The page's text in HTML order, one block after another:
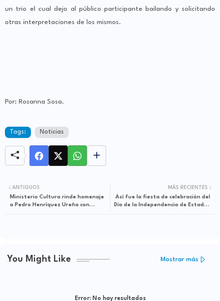
un trio el cual dejo al público participante bailando y solicitando
otras interpretaciones de los mismos.
Por: Rosanna Sosa.
Tags: Noticias
MÁS RECIENTES
Así fue la fiesta de celebración del
Día de la Independencia de Estados
ANTIGUOS
Ministerio Cultura rinde homenaje
a Pedro Henríquez Ureña con
You Might Like Mostrar más
Error:No hay resultados